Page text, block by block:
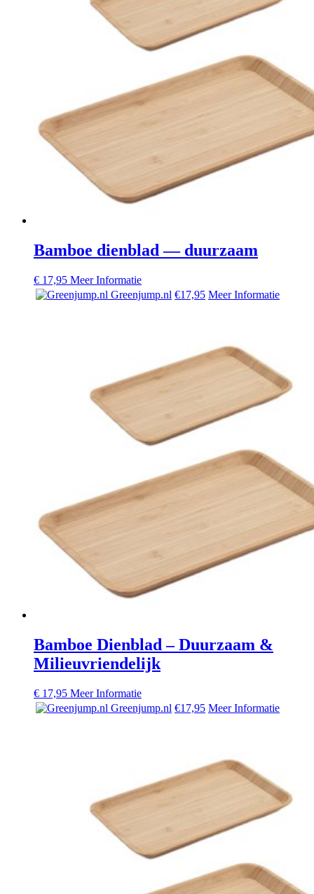
Bamboe dienblad — duurzaam
€ 17,95 Meer Informatie
Greenjump.nl €17,95 Meer Informatie
Bamboe Dienblad – Duurzaam &
Milieuvriendelijk
€ 17,95 Meer Informatie
Greenjump.nl €17,95 Meer Informatie